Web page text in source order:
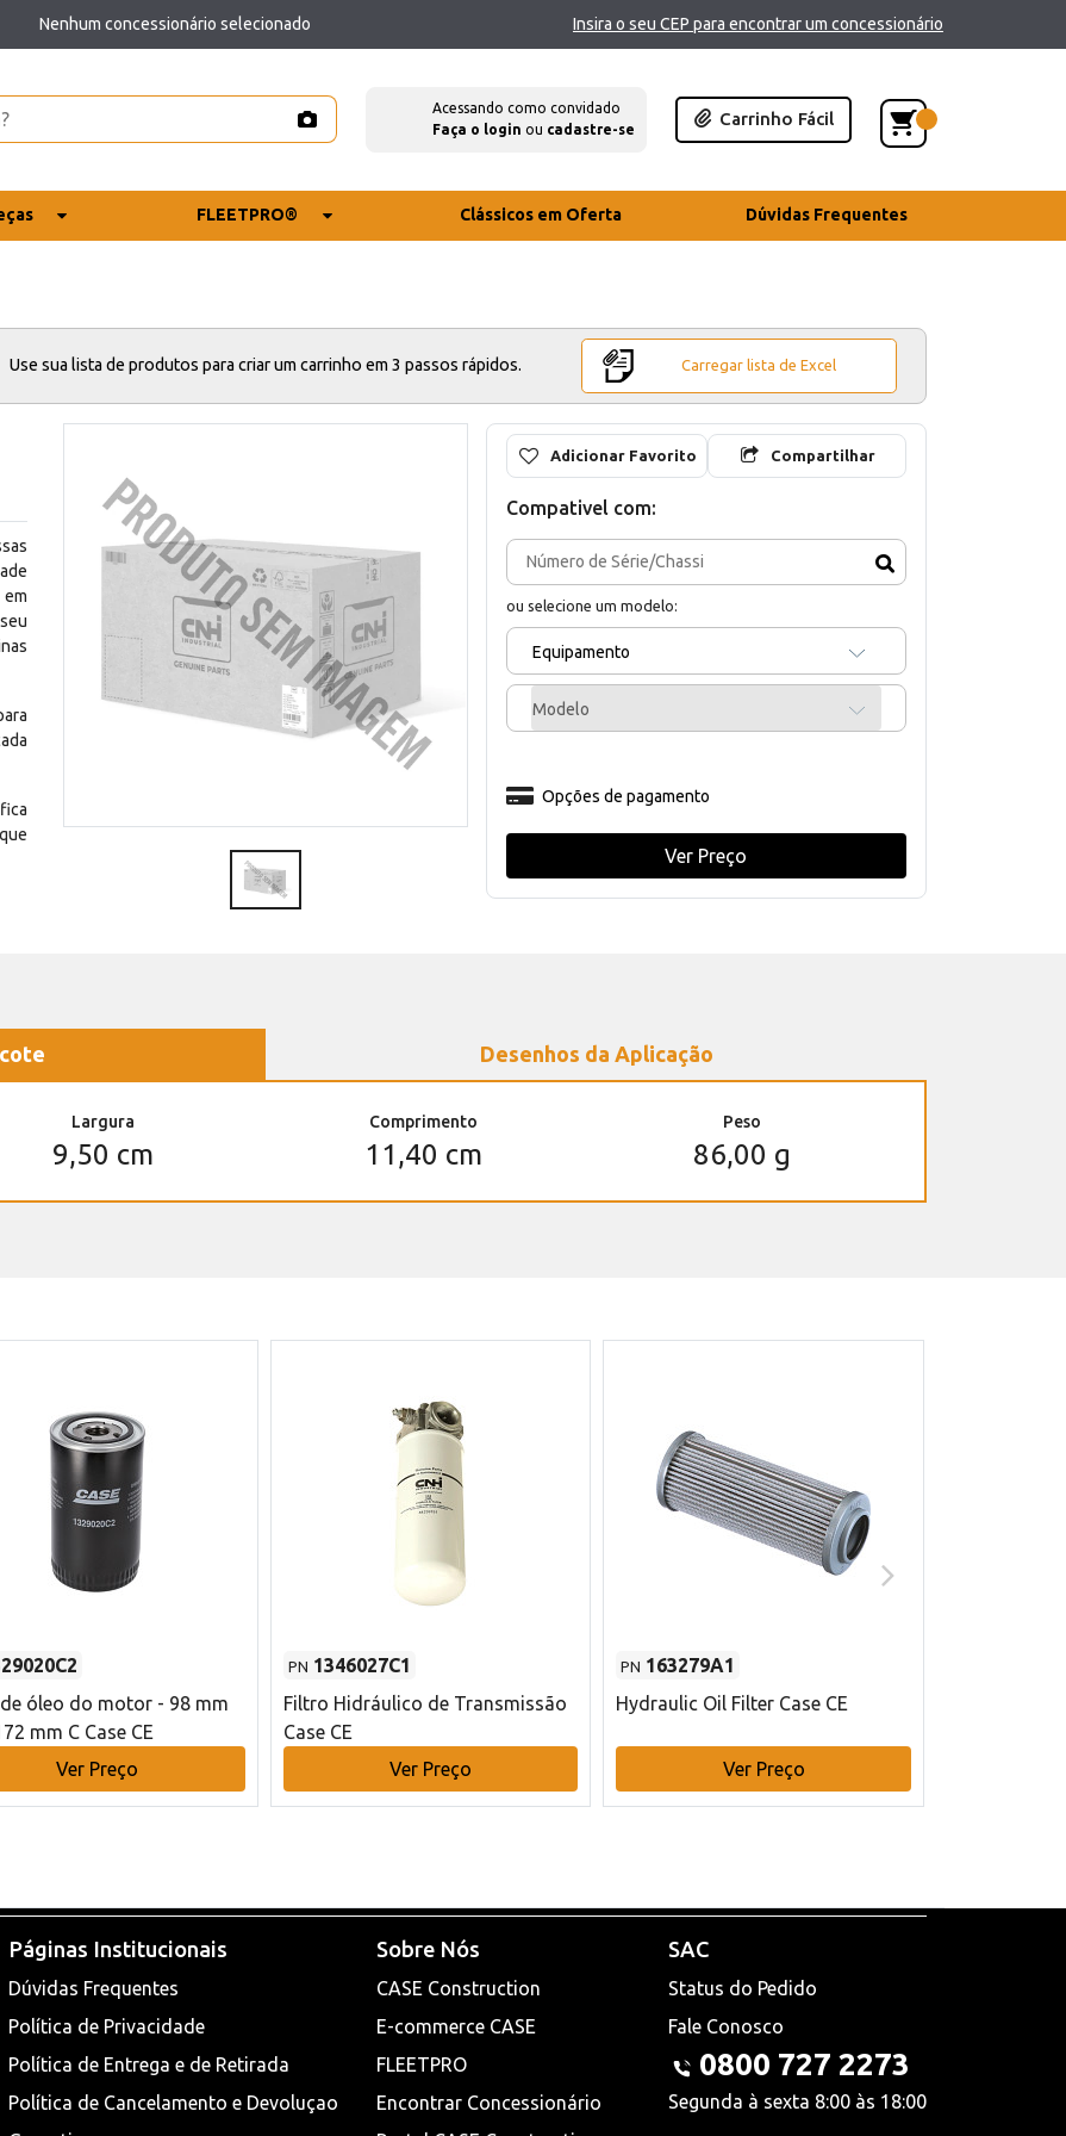
Nenhum concessionário selecionado Insira o seu CEP para encontrar um concessionário
Acessando como convidado
Faça o login ou cadastre-se
Carrinho Fácil
FLEETPRO® Clássicos em Oferta Dúvidas Frequentes
Use sua lista de produtos para criar um carrinho em 3 passos rápidos. Carregar lista de Excel
Adicionar Favorito Compartilhar
Compativel com:
ou selecione um modelo:
Equipamento
Modelo
Opções de pagamento
Ver Preço
Desenhos da Aplicação
Largura
9,50 cm
Comprimento
11,40 cm
Peso
86,00 g
óleo do motor - 98 mm
mm C Case CE
Ver Preço
PN 1346027C1
Filtro Hidráulico de Transmissão
Case CE
Ver Preço
PN 163279A1
Hydraulic Oil Filter Case CE
Ver Preço
Páginas Institucionais
Dúvidas Frequentes
Política de Privacidade
Política de Entrega e de Retirada
Política de Cancelamento e Devoluçao
Sobre Nós
CASE Construction
E-commerce CASE
FLEETPRO
Encontrar Concessionário
SAC
Status do Pedido
Fale Conosco
0800 727 2273
Segunda à sexta 8:00 às 18:00